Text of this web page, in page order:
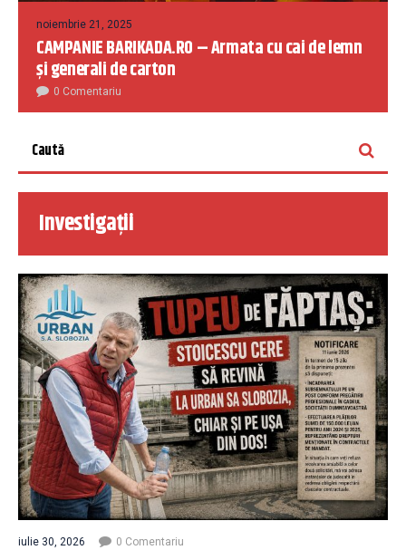
noiembrie 21, 2025
CAMPANIE BARIKADA.RO – Armata cu cai de lemn
și generali de carton
0 Comentariu
Investigații
iulie 30, 2026 0 Comentariu